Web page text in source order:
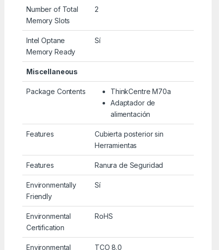
Number of Total
Memory Slots
2
Intel Optane
Memory Ready
Sí
Miscellaneous
Package Contents
ThinkCentre M70a
Adaptador de
alimentación
Features
Cubierta posterior sin
Herramientas
Features Ranura de Seguridad
Environmentally
Friendly
Sí
Environmental
Certification
RoHS
Environmental
TCO 8.0